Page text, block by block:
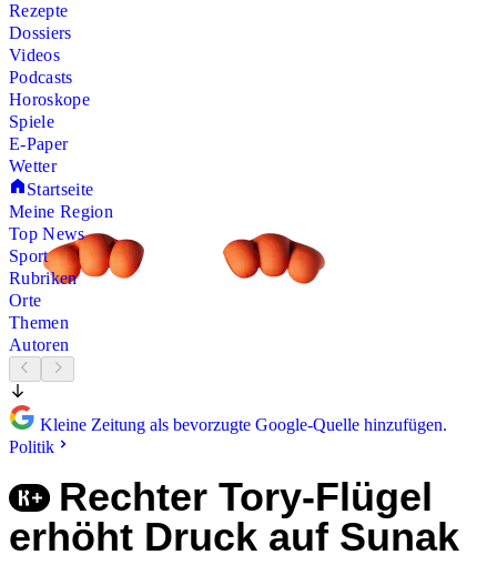
Rezepte
Dossiers
Videos
Podcasts
Horoskope
Spiele
E-Paper
Wetter
Startseite
Meine Region
Top News
Sport
Rubriken
Orte
Themen
Autoren
Kleine Zeitung als bevorzugte Google-Quelle hinzufügen.
Politik
Rechter Tory-Flügel
erhöht Druck auf Sunak